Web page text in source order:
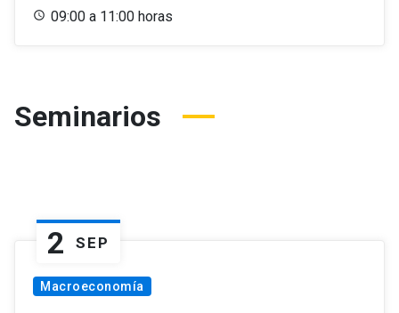
09:00 a 11:00 horas
Seminarios
2 SEP
Macroeconomía